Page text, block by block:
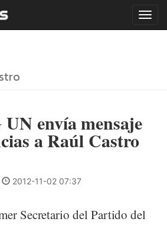
envía mensaje
a Raúl Castro
2012-11-02 07:37
Secretario del Partido del